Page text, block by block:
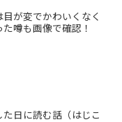
が変でかわいくなく
噂も画像で確認！
た日に読む話（はじこ